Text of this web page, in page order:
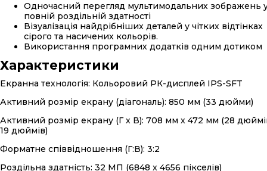
Одночасний перегляд мультимодальних зображень
повній роздільній здатності
Візуалізація найдрібніших деталей у чітких відтінках
сірого та насичених кольорів.
Використання програмних додатків одним дотиком
Характеристики
Екранна технологія: Кольоровий РК-дисплей IPS-SFT
Активний розмір екрану (діагональ): 850 мм (33 дюйми)
Активний розмір екрану (Г х В): 708 мм x 472 мм (28
19 дюймів)
Форматне співвідношення (Г:В): 3:2
Роздільна здатність: 32 МП (6848 x 4656 пікселів)